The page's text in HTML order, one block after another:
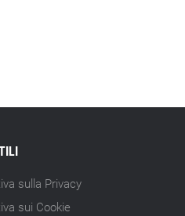
sulla Privacy
sui Cookie